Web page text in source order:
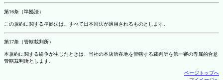
第16条（準拠法）
この規約に関する準拠法は、すべて日本国法が適用されるものとします。
第17条（管轄裁判所）
本規約に関する紛争が生じたときは、当社の本店所在地を管轄する裁判所を第一審の専属的合意
管轄裁判所とします。
ページトップへ